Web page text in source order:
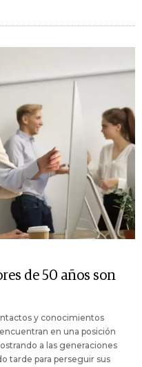
de 50 años son
y conocimientos
en una posición
a las generaciones
tarde para perseguir sus